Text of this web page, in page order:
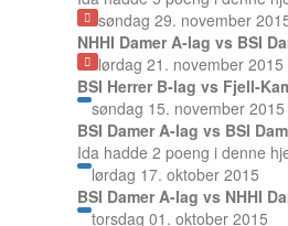
søndag 29. november
NHHI Damer A-lag vs BSI
lørdag 21. november 2015
BSI Herrer B-lag vs Fjell-
søndag 15. november 2015
BSI Damer A-lag vs BSI
Ida hadde 2 poeng i denne
lørdag 17. oktober 2015
BSI Damer A-lag vs NHHI
torsdag 01. oktober 2015